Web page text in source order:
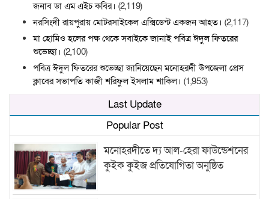
জনাব ডা এম এইচ কবির। (2,119)
নরসিংদী রায়পুরায় মোটরসাইকেল এক্সিডেন্ট একজন আহত। (2,117)
মা হোমিও হলের পক্ষ থেকে সবাইকে জানাই পবিত্র ঈদুল ফিতরের
শুভেচ্ছা। (2,100)
পবিত্র ঈদুল ফিতরের শুভেচ্ছা জানিয়েছেন মনোহরদী উপজেলা প্রেস
ক্লাবের সভাপতি কাজী শরিফুল ইসলাম শাকিল। (1,953)
Last Update
Popular Post
মনোহরদীতে দ্য আল-হেরা ফাউন্ডেশনের
কুইক কুইজ প্রতিযোগিতা অনুষ্ঠিত